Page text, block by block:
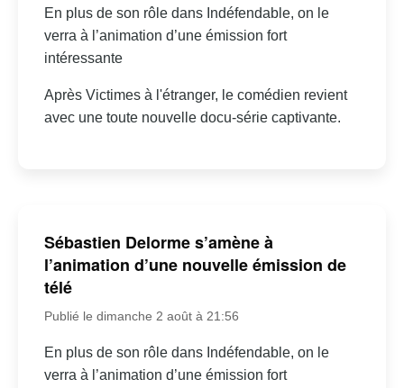
En plus de son rôle dans Indéfendable, on le
verra à l’animation d’une émission fort
intéressante
Après Victimes à l'étranger, le comédien revient
avec une toute nouvelle docu-série captivante.
Sébastien Delorme s’amène à
l’animation d’une nouvelle émission de
télé
Publié le dimanche 2 août à 21:56
En plus de son rôle dans Indéfendable, on le
verra à l’animation d’une émission fort